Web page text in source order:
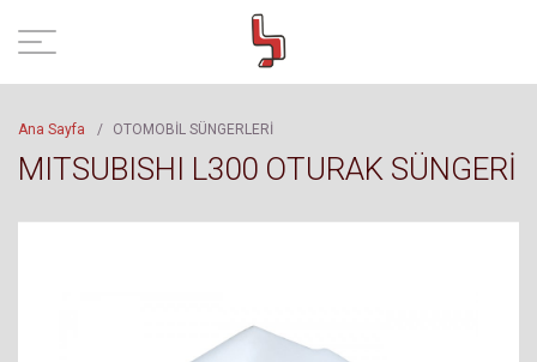
Ana Sayfa / OTOMOBİL SÜNGERLERİ
MITSUBISHI L300 OTURAK SÜNGERİ